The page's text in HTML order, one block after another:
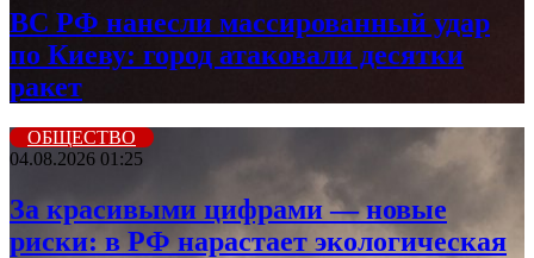
ВС РФ нанесли массированный удар
по Киеву: город атаковали десятки
ракет
ОБЩЕСТВО
04.08.2026 01:25
За красивыми цифрами — новые
риски: в РФ нарастает экологическая